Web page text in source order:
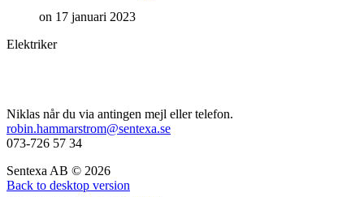
on 17 januari 2023
Elektriker
Niklas når du via antingen mejl eller telefon.
robin.hammarstrom@sentexa.se
073-726 57 34
Sentexa AB © 2026
Back to desktop version